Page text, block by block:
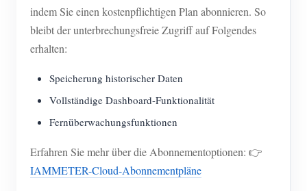
indem Sie einen kostenpflichtigen Plan abonnieren. So
bleibt der unterbrechungsfreie Zugriff auf Folgendes
erhalten:
Speicherung historischer Daten
Vollständige Dashboard-Funktionalität
Fernüberwachungsfunktionen
Erfahren Sie mehr über die Abonnementoptionen: 👉
IAMMETER-Cloud-Abonnementpläne